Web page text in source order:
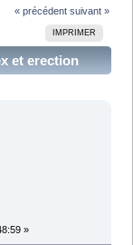
« précédent suivant »
IMPRIMER
et erection
»